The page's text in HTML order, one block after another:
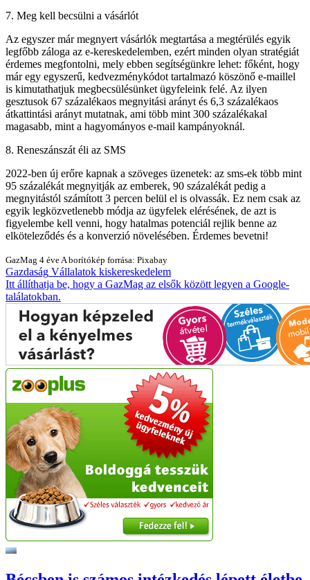
7. Meg kell becsülni a vásárlót
Az egyszer már megnyert vásárlók megtartása a megtérülés egyik
legfőbb záloga az e-kereskedelemben, ezért minden olyan stratégiát
érdemes megfontolni, mely ebben segítségünkre lehet: főként, hogy
már egy egyszerű, kedvezménykódot tartalmazó köszönő e-maillel
is kimutathatjuk megbecsülésünket ügyfeleink felé. Az ilyen
gesztusok 67 százalékaos megnyitási arányt és 6,3 százalékaos
átkattintási arányt mutatnak, ami több mint 300 százalékakal
magasabb, mint a hagyományos e-mail kampányoknál.
8. Reneszánszát éli az SMS
2022-ben új erőre kapnak a szöveges üzenetek: az sms-ek több mint
95 százalékát megnyitják az emberek, 90 százalékát pedig a
megnyitástól számított 3 percen belül el is olvassák. Ez nem csak az
egyik legközvetlenebb módja az ügyfelek elérésének, de azt is
figyelembe kell venni, hogy hatalmas potenciál rejlik benne az
elköteleződés és a konverzió növelésében. Érdemes bevetni!
GazMag 4 éve A borítókép forrása: Pixabay
Gazdaság Vállalatok kiskereskedelem
Itt állíthatja be, hogy a GazMag az elsők között legyen a Google-
találatokban.